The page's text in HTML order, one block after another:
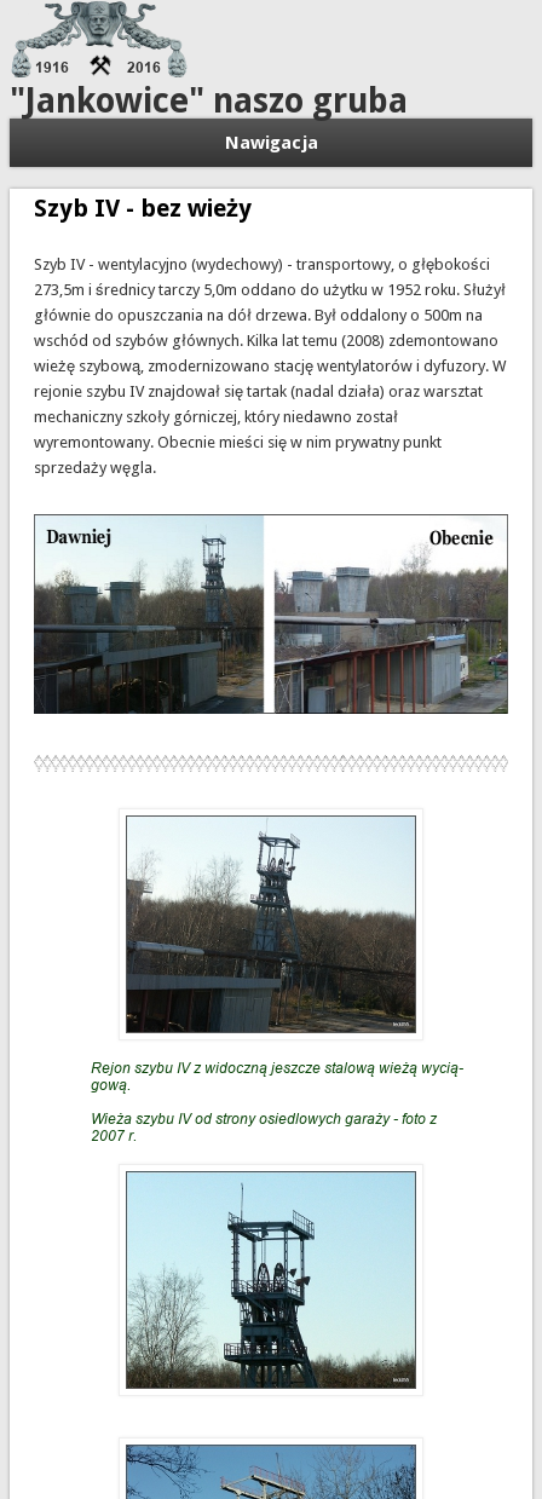
"Jankowice" naszo gruba
Nawigacja
Szyb IV - bez wieży
Szyb IV - wentylacyjno (wydechowy) - transportowy, o głębokości
273,5m i średnicy tarczy 5,0m oddano do użytku w 1952 roku. Służył
głównie do opuszczania na dół drzewa. Był oddalony o 500m na
wschód od szybów głównych. Kilka lat temu (2008) zdemontowano
wieżę szybową, zmodernizowano stację wentylatorów i dyfuzory. W
rejonie szybu IV znajdował się tartak (nadal działa) oraz warsztat
mechaniczny szkoły górniczej, który niedawno został
wyremontowany. Obecnie mieści się w nim prywatny punkt
sprzedaży węgla.